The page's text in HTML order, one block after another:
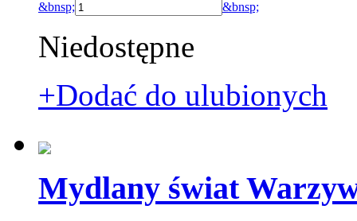
&bnsp; &bnsp;
Niedostępne
+Dodać do ulubionych
Mydlany świat